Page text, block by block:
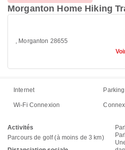
Morganton Home Hiking
, Morganton 28655
Internet Parking
Wi-Fi Connexion
Activités
Parcours de golf (à moins de 3 km)